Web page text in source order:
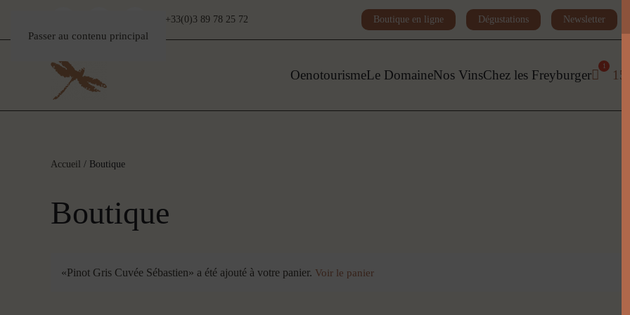
Passer au contenu principal
+33(0)3 89 78 25 72 Boutique en ligne Dégustations Newsletter
OenotourismeLe DomaineNos VinsChez les Freyburger
Accueil / Boutique
Boutique
«Pinot Gris Cuvée Sébastien» a été ajouté à votre panier. Voir le panier